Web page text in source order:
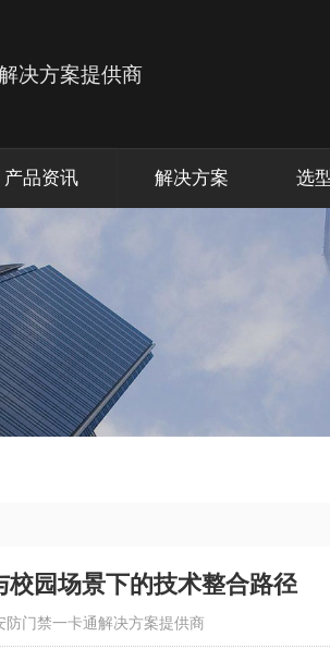
产品资讯 解决方案 选
园场景下的技术整合路径
门禁一卡通解决方案提供商